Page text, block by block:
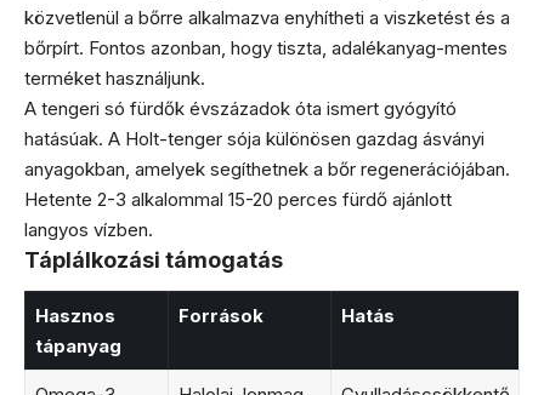
közvetlenül a bőrre alkalmazva enyhítheti a viszketést és a
bőrpírt. Fontos azonban, hogy tiszta, adalékanyag-mentes
terméket használjunk.
A tengeri só fürdők évszázadok óta ismert gyógyító
hatásúak. A Holt-tenger sója különösen gazdag ásványi
anyagokban, amelyek segíthetnek a bőr regenerációjában.
Hetente 2-3 alkalommal 15-20 perces fürdő ajánlott
langyos vízben.
Táplálkozási támogatás
Hasznos
tápanyag
Források Hatás